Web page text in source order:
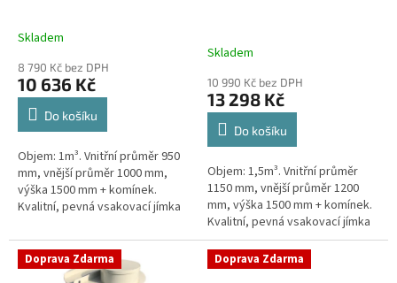
Průměrné
produktu
je
4,4
hvězdiček.
Skladem
8 790 Kč bez DPH
10 636 Kč
Do košíku
Objem: 1m³. Vnitřní průměr 950
mm, vnější průměr 1000 mm,
výška 1500 mm + komínek.
Kvalitní, pevná vsakovací jímka
obetonování Průměr přítoku a
odtoku +...
Skladem
10 990 Kč bez DPH
13 298 Kč
Do košíku
Objem: 1,5m³. Vnitřní průměr
1150 mm, vnější průměr 1200
mm, výška 1500 mm + komínek.
Kvalitní, pevná vsakovací jímka
(nádrž) bez potřeby
obetonování Průměr přítoku a
odtoku +...
Doprava Zdarma Doprava Zdarma